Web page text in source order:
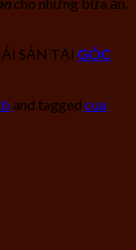
SẢN TẠI GÓC
and tagged cua